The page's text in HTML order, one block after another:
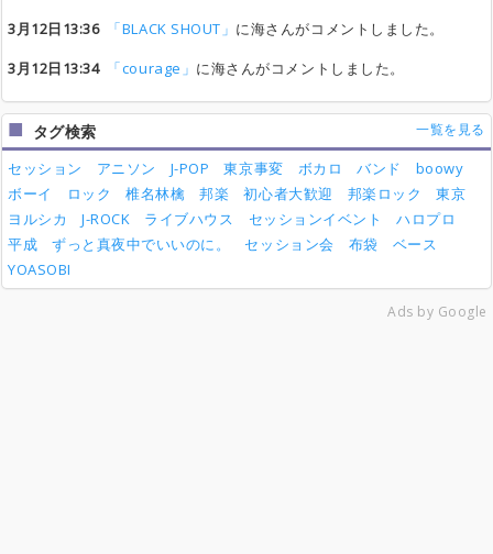
3月12日13:36
「BLACK SHOUT」 に海さんがコメントしました。
3月12日13:34
「courage」 に海さんがコメントしました。
タグ検索 一覧を見る
セッション アニソン J-POP 東京事変 ボカロ バンド
boowy
ボーイ
ロック 椎名林檎 邦楽 初心者大歓迎 邦楽ロック
東京
ヨルシカ
J-ROCK ライブハウス セッションイベント
ハロプロ
平成
ずっと真夜中でいいのに。 セッション会 布袋
ベース
YOASOBI
Ads by Google